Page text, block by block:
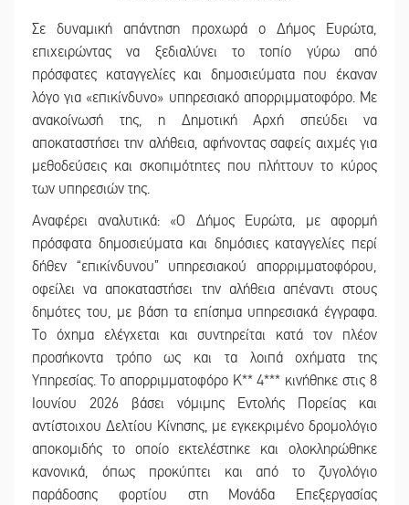
Σε δυναμική απάντηση προχωρά ο Δήμος Ευρώτα,
επιχειρώντας να ξεδιαλύνει το τοπίο γύρω από
πρόσφατες καταγγελίες και δημοσιεύματα που έκαναν
λόγο για «επικίνδυνο» υπηρεσιακό απορριμματοφόρο. Με
ανακοίνωσή της, η Δημοτική Αρχή σπεύδει να
αποκαταστήσει την αλήθεια, αφήνοντας σαφείς αιχμές για
μεθοδεύσεις και σκοπιμότητες που πλήττουν το κύρος
των υπηρεσιών της.
Αναφέρει αναλυτικά: «Ο Δήμος Ευρώτα, με αφορμή
πρόσφατα δημοσιεύματα και δημόσιες καταγγελίες περί
δήθεν “επικίνδυνου” υπηρεσιακού απορριμματοφόρου,
οφείλει να αποκαταστήσει την αλήθεια απέναντι στους
δημότες του, με βάση τα επίσημα υπηρεσιακά έγγραφα.
Το όχημα ελέγχεται και συντηρείται κατά τον πλέον
προσήκοντα τρόπο ως και τα λοιπά οχήματα της
Υπηρεσίας. Το απορριμματοφόρο Κ** 4*** κινήθηκε στις 8
Ιουνίου 2026 βάσει νόμιμης Εντολής Πορείας και
αντίστοιχου Δελτίου Κίνησης, με εγκεκριμένο δρομολόγιο
αποκομιδής το οποίο εκτελέστηκε και ολοκληρώθηκε
κανονικά, όπως προκύπτει και από το ζυγολόγιο
παράδοσης φορτίου στη Μονάδα Επεξεργασίας